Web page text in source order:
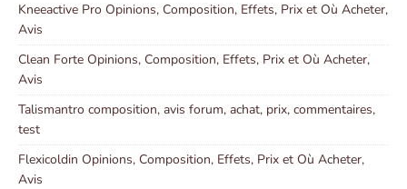
Kneeactive Pro Opinions, Composition, Effets, Prix et Où Acheter,
Avis
Clean Forte Opinions, Composition, Effets, Prix et Où Acheter,
Avis
Talismantro composition, avis forum, achat, prix, commentaires,
test
Flexicoldin Opinions, Composition, Effets, Prix et Où Acheter,
Avis